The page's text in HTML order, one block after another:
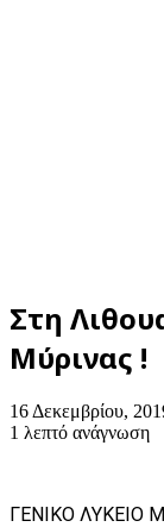
Στη
Μύρινας !
16 Δεκεμβρίου,
1 λεπτό ανάγνωση
ΓΕΝΙΚΟ ΛΥΚΕΙΟ